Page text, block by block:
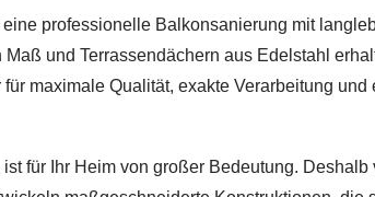
professionelle Balkonsanierung mit
und Terrassendächern aus Edelstahl
maximale Qualität, exakte Verarbeitung
für Ihr Heim von großer Bedeutung.